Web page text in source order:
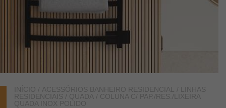
INÍCIO / ACESSÓRIOS BANHEIRO RESIDENCIAL /
LINHAS
RESIDENCIAIS / QUADA / COLUNA C/ PAP./RES./LIXEIRA
QUADA INOX POLIDO